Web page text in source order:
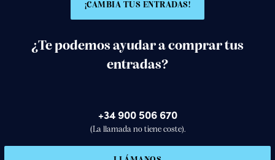
¡CAMBIA TUS ENTRADAS!
¿Te podemos ayudar a comprar tus
entradas?
+34 900 506 670
(La llamada no tiene coste).